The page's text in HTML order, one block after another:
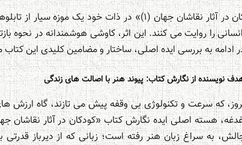
کتاب «کودکان در آثار نقاشان جهان (۱)» در ذات
را روایت می کنند. این اثر، کاوشی هوشمندانه در نحوه
به بررسی ایده اصلی، ساختار و مضامین کلیدی این کتاب
نویسنده از نگارش کتاب: پیوند هنر با اصالت های زندگی
که سرعت و تکنولوژی بی وقفه پیش می تازند، گاه ارزش
به سراغ زبان هنر رفته است؛ زبانی که از دیرباز